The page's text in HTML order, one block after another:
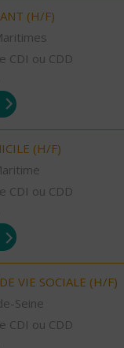
(H/F)
CDI ou CDD
(H/F)
CDI ou CDD
VIE SOCIALE (H/F)
Seine
CDI ou CDD